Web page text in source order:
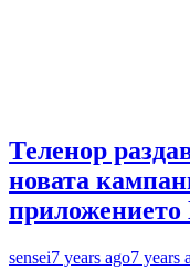
Теленор
новата
sensei7 years ago7 years